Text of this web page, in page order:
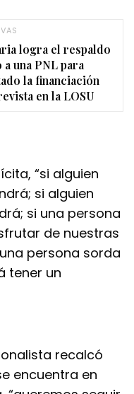
logra el respaldo
una PNL para
la financiación
en la LOSU
“si alguien
si alguien
si una persona
de nuestras
persona sorda
tener un
recalcó
encuentra en